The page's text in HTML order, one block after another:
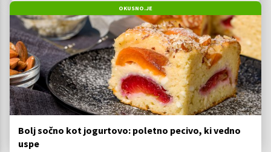
OKUSNO.JE
Bolj sočno kot jogurtovo: poletno pecivo, ki vedno
uspe